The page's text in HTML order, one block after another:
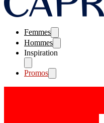
Femmes
Hommes
Inspiration
Promos